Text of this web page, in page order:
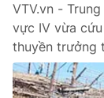
VTV.vn -
vực IV vừa
thuyền trưởng